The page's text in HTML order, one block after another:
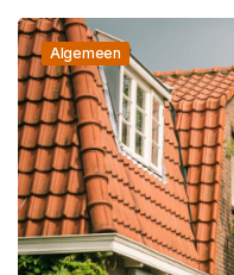
Algemeen